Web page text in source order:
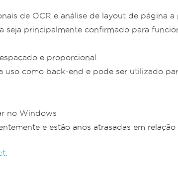
de OCR e análise de layout de página a
seja principalmente confirmado para
e proporcional.
como back-end e pode ser utilizado
no Windows
e estão anos atrasadas em